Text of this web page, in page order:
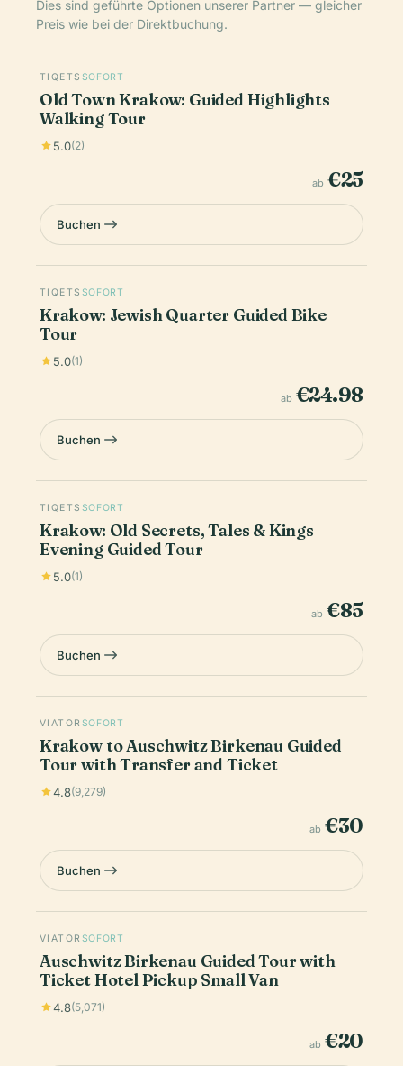
Dies sind geführte Optionen unserer Partner — gleicher
Preis wie bei der Direktbuchung.
TIQETS SOFORT
Old Town Krakow: Guided Highlights
Walking Tour
5.0(2)
ab €25
Buchen
TIQETS SOFORT
Krakow: Jewish Quarter Guided Bike
Tour
5.0(1)
ab €24.98
Buchen
TIQETS SOFORT
Krakow: Old Secrets, Tales & Kings
Evening Guided Tour
5.0(1)
ab €85
Buchen
VIATOR SOFORT
Krakow to Auschwitz Birkenau Guided
Tour with Transfer and Ticket
4.8(9,279)
ab €30
Buchen
VIATOR SOFORT
Auschwitz Birkenau Guided Tour with
Ticket Hotel Pickup Small Van
4.8(5,071)
ab €20